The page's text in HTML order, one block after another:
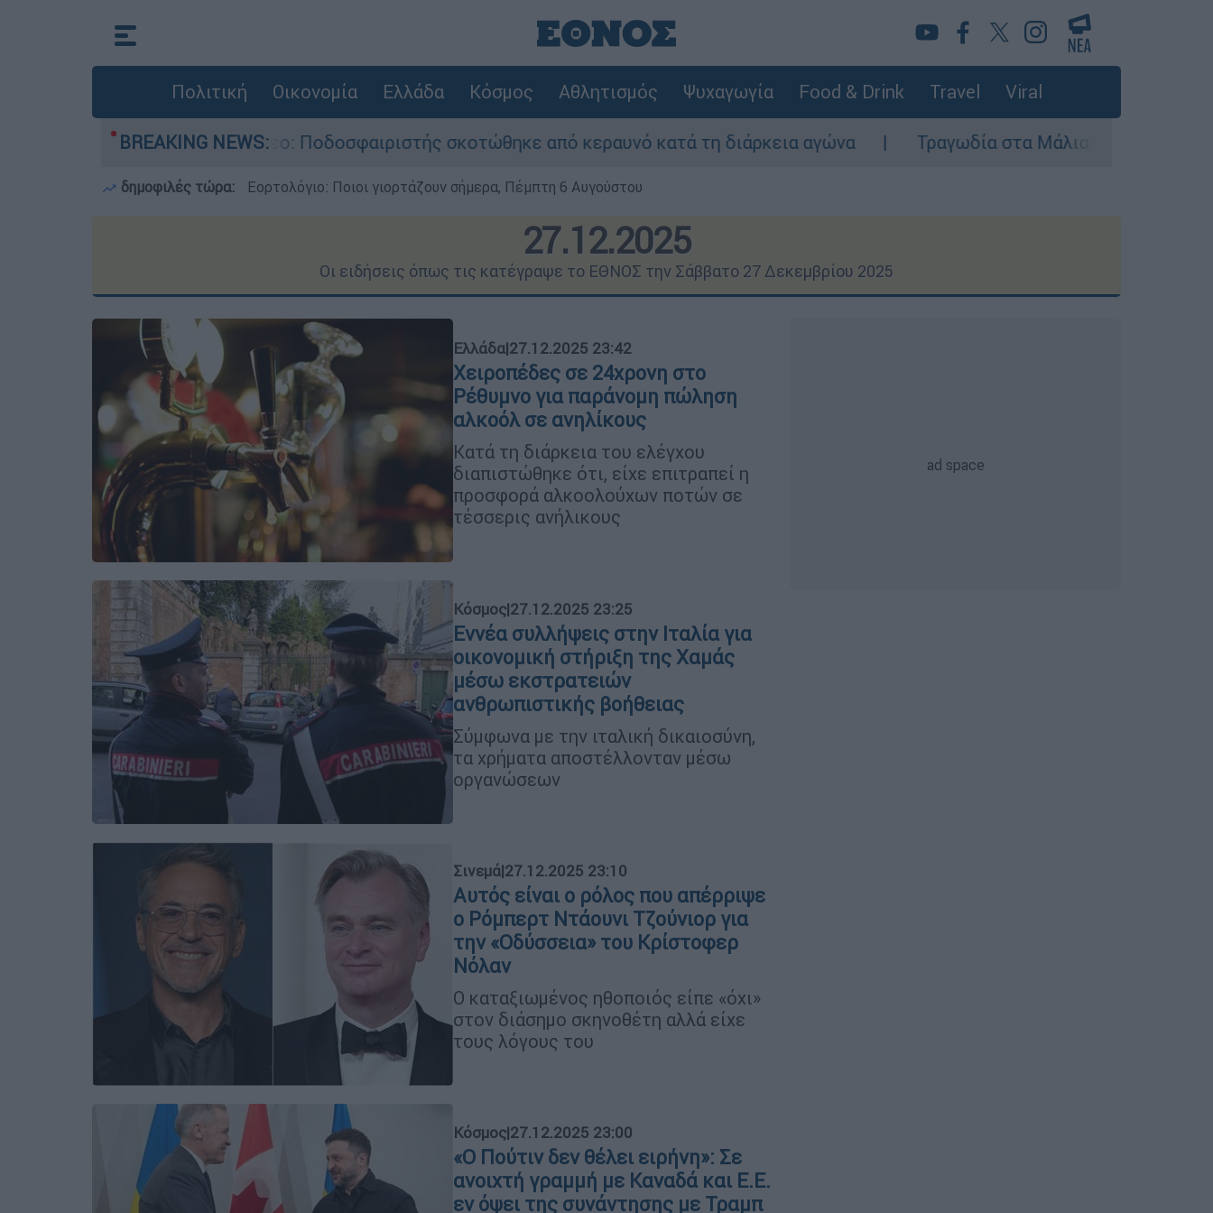
Πολιτική Οικονομία Ελλάδα Κόσμος Αθλητισμός Ψυχαγωγία Food & Drink Travel Viral
BREAKING NEWS:
βίντεο: Ποδοσφαιριστής σκοτώθηκε από κεραυνό κατά τη διάρκεια αγώνα Τραγωδία στα Μάλια: Μητέρα έπεσε από βάρκα
δημοφιλές τώρα: Εορτολόγιο: Ποιοι γιορτάζουν σήμερα, Πέμπτη 6 Αυγούστου
27.12.2025
Οι ειδήσεις όπως τις κατέγραψε το ΕΘΝΟΣ την Σάββατο 27 Δεκεμβρίου 2025
Ελλάδα|27.12.2025 23:42
Χειροπέδες σε 24χρονη στο
Ρέθυμνο για παράνομη πώληση
αλκοόλ σε ανηλίκους
Κατά τη διάρκεια του ελέγχου
διαπιστώθηκε ότι, είχε επιτραπεί η
προσφορά αλκοολούχων ποτών σε
τέσσερις ανήλικους
Κόσμος|27.12.2025 23:25
Εννέα συλλήψεις στην Ιταλία για
οικονομική στήριξη της Χαμάς
μέσω εκστρατειών
ανθρωπιστικής βοήθειας
Σύμφωνα με την ιταλική δικαιοσύνη,
τα χρήματα αποστέλλονταν μέσω
οργανώσεων
Σινεμά|27.12.2025 23:10
Αυτός είναι ο ρόλος που απέρριψε
ο Ρόμπερτ Ντάουνι Τζούνιορ για
την «Οδύσσεια» του Κρίστοφερ
Νόλαν
Ο καταξιωμένος ηθοποιός είπε «όχι»
στον διάσημο σκηνοθέτη αλλά είχε
τους λόγους του
Κόσμος|27.12.2025 23:00
«Ο Πούτιν δεν θέλει ειρήνη»: Σε
ανοιχτή γραμμή με Καναδά και Ε.Ε.
εν όψει της συνάντησης με Τραμπ